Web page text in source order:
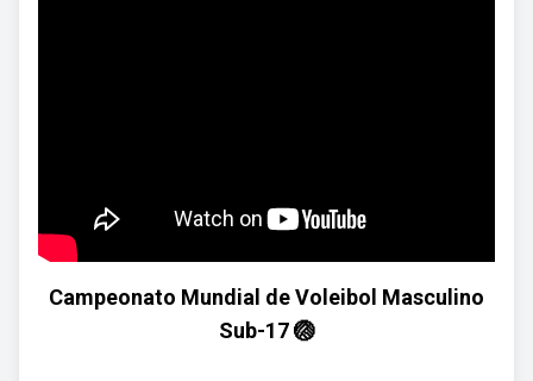
Campeonato Mundial de Voleibol Masculino
Sub-17 🏐